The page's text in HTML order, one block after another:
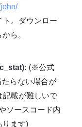
ト。ダウンロー
ら。
(※公式
らない場合が
記載が難しいで
ソースコード内
ります)